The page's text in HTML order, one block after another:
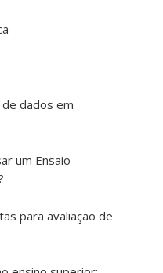
dados em
um Ensaio
para avaliação de